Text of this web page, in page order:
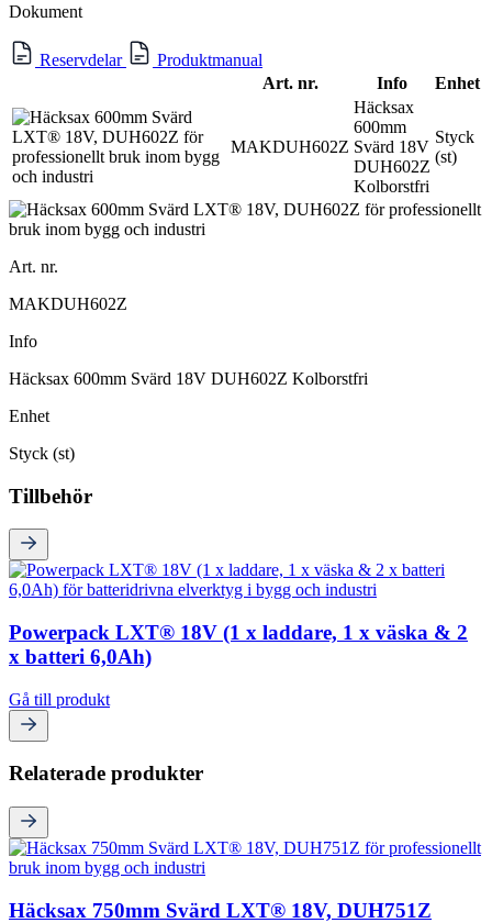
Dokument
Reservdelar
Produktmanual
Art. nr.
Info Enhet
MAKDUH602Z
Häcksax
600mm
Svärd 18V
DUH602Z
Kolborstfri
Styck
(st)
Art. nr.
MAKDUH602Z
Info
Häcksax 600mm Svärd 18V DUH602Z Kolborstfri
Enhet
Styck (st)
Tillbehör
Powerpack LXT® 18V (1 x laddare, 1 x väska & 2
x batteri 6,0Ah)
Gå till produkt
Relaterade produkter
Häcksax 750mm Svärd LXT® 18V, DUH751Z